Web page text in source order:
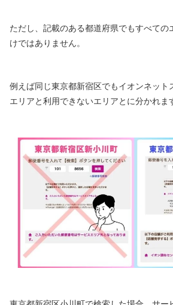
ただし、記載のある都道府県でもすべての
けではありません。
例えば同じ東京都新宿区でもイオンネット
エリアと利用できないエリアとに分かれま